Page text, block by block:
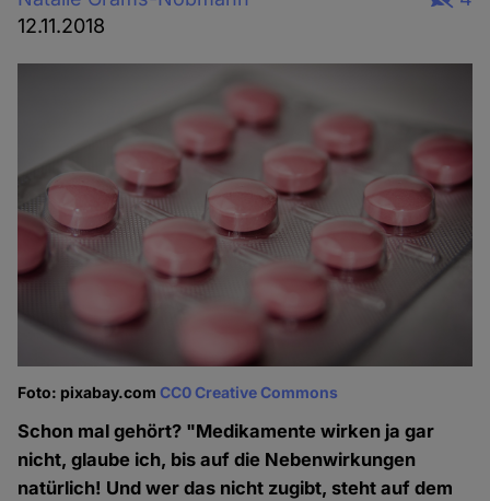
12.11.2018
Foto: pixabay.comCC0 Creative Commons
Schon mal gehört? "Medikamente wirken ja gar
nicht, glaube ich, bis auf die Nebenwirkungen
natürlich! Und wer das nicht zugibt, steht auf dem